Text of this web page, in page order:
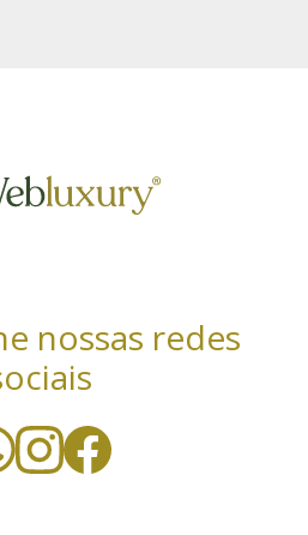
e tecnologias
a nossa Política de
nossas redes